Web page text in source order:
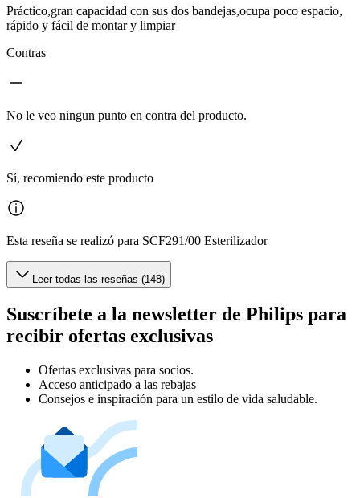
Práctico,gran capacidad con sus dos bandejas,ocupa poco espacio,
rápido y fácil de montar y limpiar
Contras
No le veo ningun punto en contra del producto.
Sí, recomiendo este producto
Esta reseña se realizó para SCF291/00 Esterilizador
Leer todas las reseñas (148)
Suscríbete a la newsletter de Philips para
recibir ofertas exclusivas
Ofertas exclusivas para socios.
Acceso anticipado a las rebajas
Consejos e inspiración para un estilo de vida saludable.